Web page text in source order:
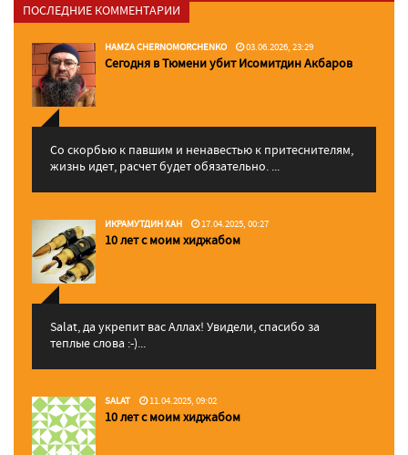
ПОСЛЕДНИЕ КОММЕНТАРИИ
HAMZA CHERNOMORCHENKO 03.06.2026, 23:29
Сегодня в Тюмени убит Исомитдин Акбаров
Со скорбью к павшим и ненавестью к притеснителям,
жизнь идет, расчет будет обязательно. ...
ИКРАМУТДИН ХАН 17.04.2025, 00:27
10 лет с моим хиджабом
Salat, да укрепит вас Аллаx! Увидели, спасибо за
теплые слова :-)...
SALAT 11.04.2025, 09:02
10 лет с моим хиджабом